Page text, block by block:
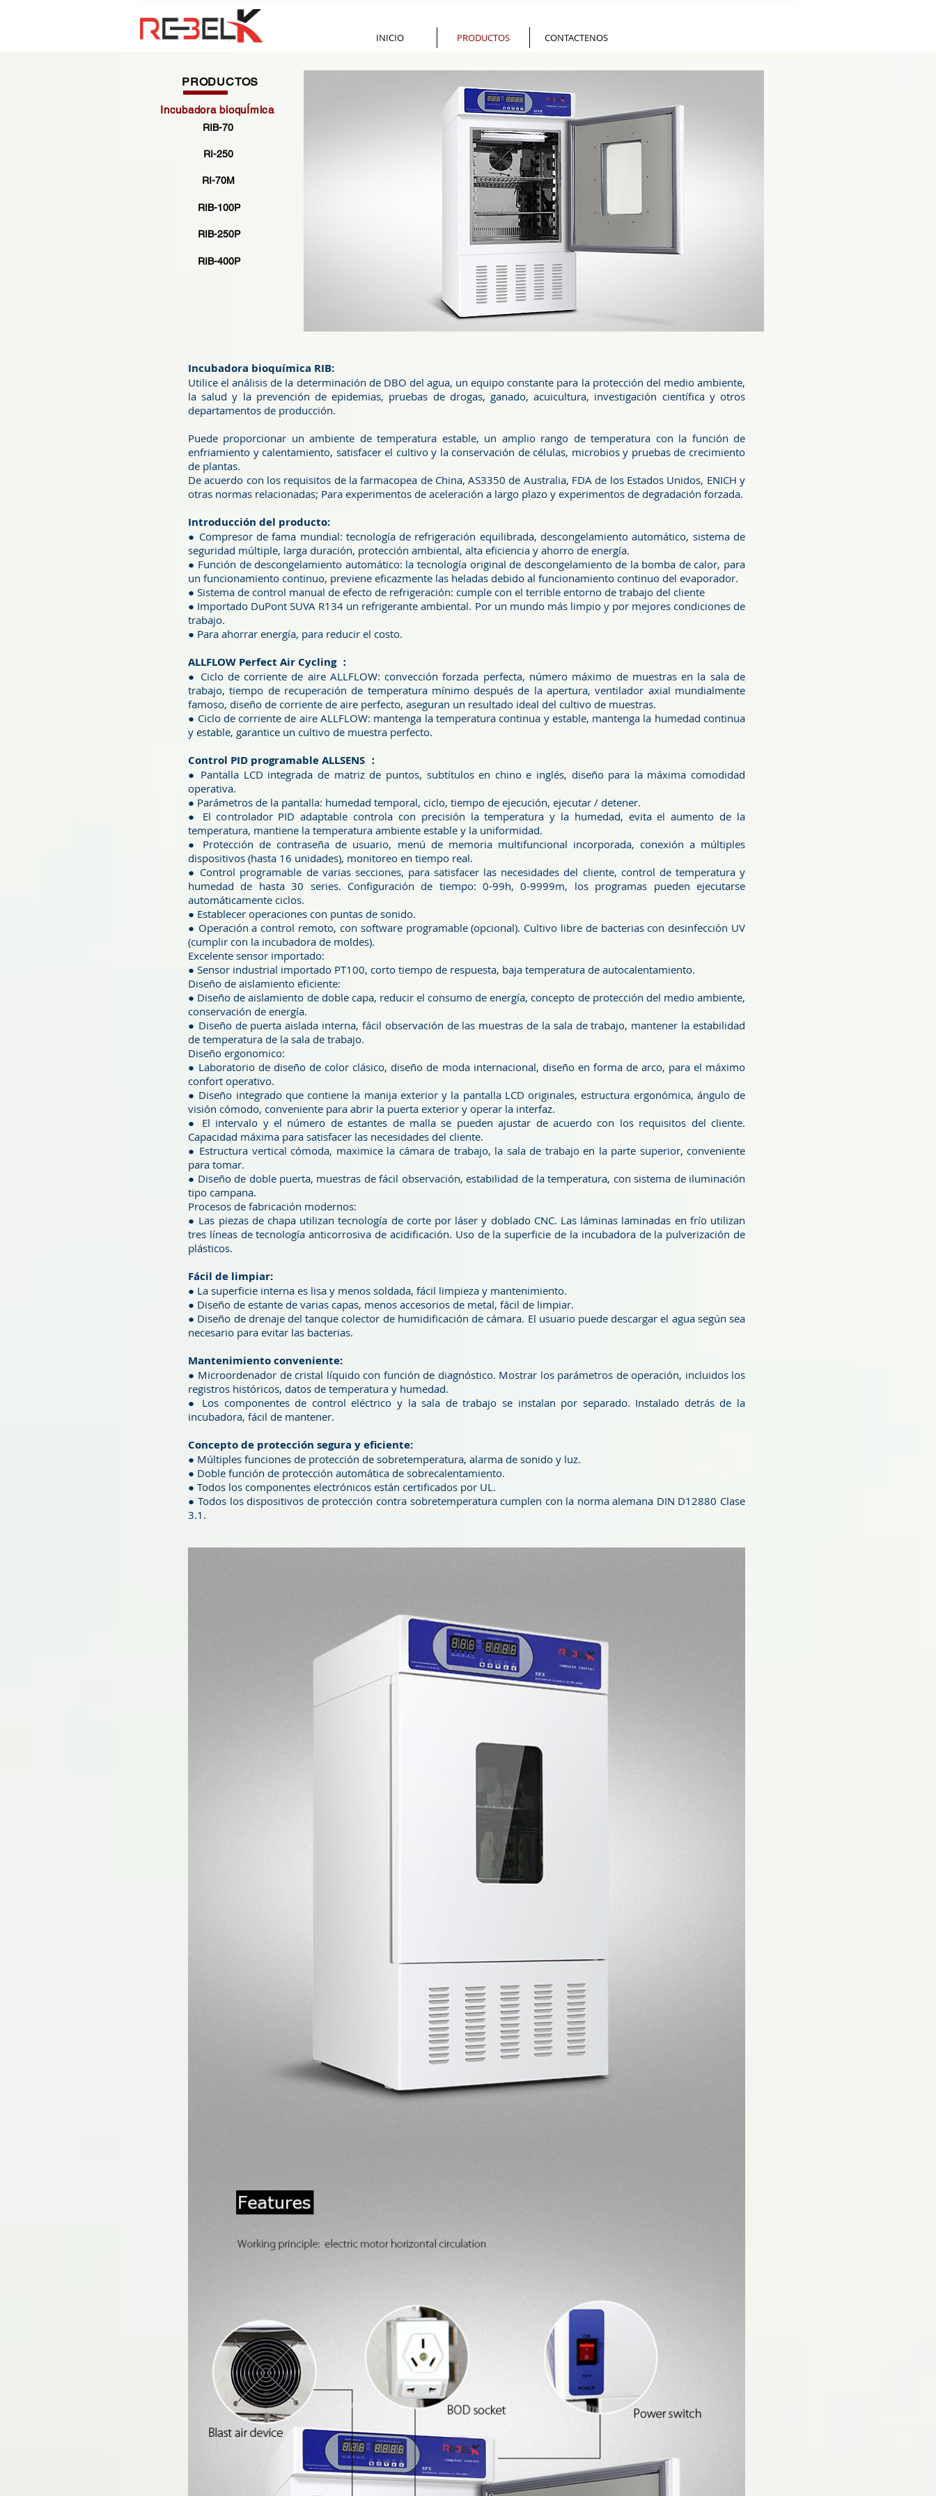
INICIO PRODUCTOS CONTACTENOS
VOLVER ARRIBA
PRODUCTOS
Incubadora bioquÍmica
RIB-70
RI-250
RI-70M
RIB-100P
RIB-250P
RIB-400P
Incubadora bioquímica RIB:
Utilice el análisis de la determinación de DBO del agua, un equipo constante para la protección del medio ambiente,
la salud y la prevención de epidemias, pruebas de drogas, ganado, acuicultura, investigación científica y otros
departamentos de producción.
Puede proporcionar un ambiente de temperatura estable, un amplio rango de temperatura con la función de
enfriamiento y calentamiento, satisfacer el cultivo y la conservación de células, microbios y pruebas de crecimiento
de plantas.
De acuerdo con los requisitos de la farmacopea de China, AS3350 de Australia, FDA de los Estados Unidos, ENICH y
otras normas relacionadas; Para experimentos de aceleración a largo plazo y experimentos de degradación forzada.
Introducción del producto:
● Compresor de fama mundial: tecnología de refrigeración equilibrada, descongelamiento automático, sistema de
seguridad múltiple, larga duración, protección ambiental, alta eficiencia y ahorro de energía.
● Función de descongelamiento automático: la tecnología original de descongelamiento de la bomba de calor, para
un funcionamiento continuo, previene eficazmente las heladas debido al funcionamiento continuo del evaporador.
● Sistema de control manual de efecto de refrigeración: cumple con el terrible entorno de trabajo del cliente
● Importado DuPont SUVA R134 un refrigerante ambiental. Por un mundo más limpio y por mejores condiciones de
trabajo.
● Para ahorrar energía, para reducir el costo.
ALLFLOW Perfect Air Cycling ：
● Ciclo de corriente de aire ALLFLOW: convección forzada perfecta, número máximo de muestras en la sala de
trabajo, tiempo de recuperación de temperatura mínimo después de la apertura, ventilador axial mundialmente
famoso, diseño de corriente de aire perfecto, aseguran un resultado ideal del cultivo de muestras.
● Ciclo de corriente de aire ALLFLOW: mantenga la temperatura continua y estable, mantenga la humedad continua
y estable, garantice un cultivo de muestra perfecto.
Control PID programable ALLSENS ：
● Pantalla LCD integrada de matriz de puntos, subtítulos en chino e inglés, diseño para la máxima comodidad
operativa.
● Parámetros de la pantalla: humedad temporal, ciclo, tiempo de ejecución, ejecutar / detener.
● El controlador PID adaptable controla con precisión la temperatura y la humedad, evita el aumento de la
temperatura, mantiene la temperatura ambiente estable y la uniformidad.
● Protección de contraseña de usuario, menú de memoria multifuncional incorporada, conexión a múltiples
dispositivos (hasta 16 unidades), monitoreo en tiempo real.
● Control programable de varias secciones, para satisfacer las necesidades del cliente, control de temperatura y
humedad de hasta 30 series. Configuración de tiempo: 0-99h, 0-9999m, los programas pueden ejecutarse
automáticamente ciclos.
● Establecer operaciones con puntas de sonido.
● Operación a control remoto, con software programable (opcional). Cultivo libre de bacterias con desinfección UV
(cumplir con la incubadora de moldes).
Excelente sensor importado:
● Sensor industrial importado PT100, corto tiempo de respuesta, baja temperatura de autocalentamiento.
Diseño de aislamiento eficiente:
● Diseño de aislamiento de doble capa, reducir el consumo de energía, concepto de protección del medio ambiente,
conservación de energía.
● Diseño de puerta aislada interna, fácil observación de las muestras de la sala de trabajo, mantener la estabilidad
de temperatura de la sala de trabajo.
Diseño ergonomico:
● Laboratorio de diseño de color clásico, diseño de moda internacional, diseño en forma de arco, para el máximo
confort operativo.
● Diseño integrado que contiene la manija exterior y la pantalla LCD originales, estructura ergonómica, ángulo de
visión cómodo, conveniente para abrir la puerta exterior y operar la interfaz.
● El intervalo y el número de estantes de malla se pueden ajustar de acuerdo con los requisitos del cliente.
Capacidad máxima para satisfacer las necesidades del cliente.
● Estructura vertical cómoda, maximice la cámara de trabajo, la sala de trabajo en la parte superior, conveniente
para tomar.
● Diseño de doble puerta, muestras de fácil observación, estabilidad de la temperatura, con sistema de iluminación
tipo campana.
Procesos de fabricación modernos:
● Las piezas de chapa utilizan tecnología de corte por láser y doblado CNC. Las láminas laminadas en frío utilizan
tres líneas de tecnología anticorrosiva de acidificación. Uso de la superficie de la incubadora de la pulverización de
plásticos.
Fácil de limpiar:
● La superficie interna es lisa y menos soldada, fácil limpieza y mantenimiento.
● Diseño de estante de varias capas, menos accesorios de metal, fácil de limpiar.
● Diseño de drenaje del tanque colector de humidificación de cámara. El usuario puede descargar el agua según sea
necesario para evitar las bacterias.
Mantenimiento conveniente:
● Microordenador de cristal líquido con función de diagnóstico. Mostrar los parámetros de operación, incluidos los
registros históricos, datos de temperatura y humedad.
● Los componentes de control eléctrico y la sala de trabajo se instalan por separado. Instalado detrás de la
incubadora, fácil de mantener.
Concepto de protección segura y eficiente:
● Múltiples funciones de protección de sobretemperatura, alarma de sonido y luz.
● Doble función de protección automática de sobrecalentamiento.
● Todos los componentes electrónicos están certificados por UL.
● Todos los dispositivos de protección contra sobretemperatura cumplen con la norma alemana DIN D12880 Clase
3.1.